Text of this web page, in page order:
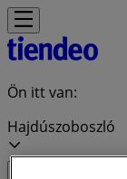
Ön itt van:
Hajdúszoboszló